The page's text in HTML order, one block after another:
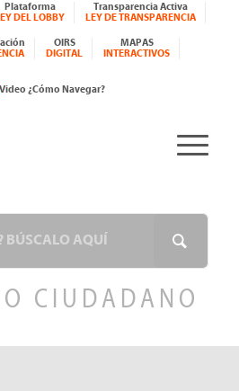
Plataforma
DEL LOBBY
Transparencia Activa
LEY DE TRANSPARENCIA
OIRS
DIGITAL
MAPAS
INTERACTIVOS
Video ¿Cómo Navegar?
CIUDADANO